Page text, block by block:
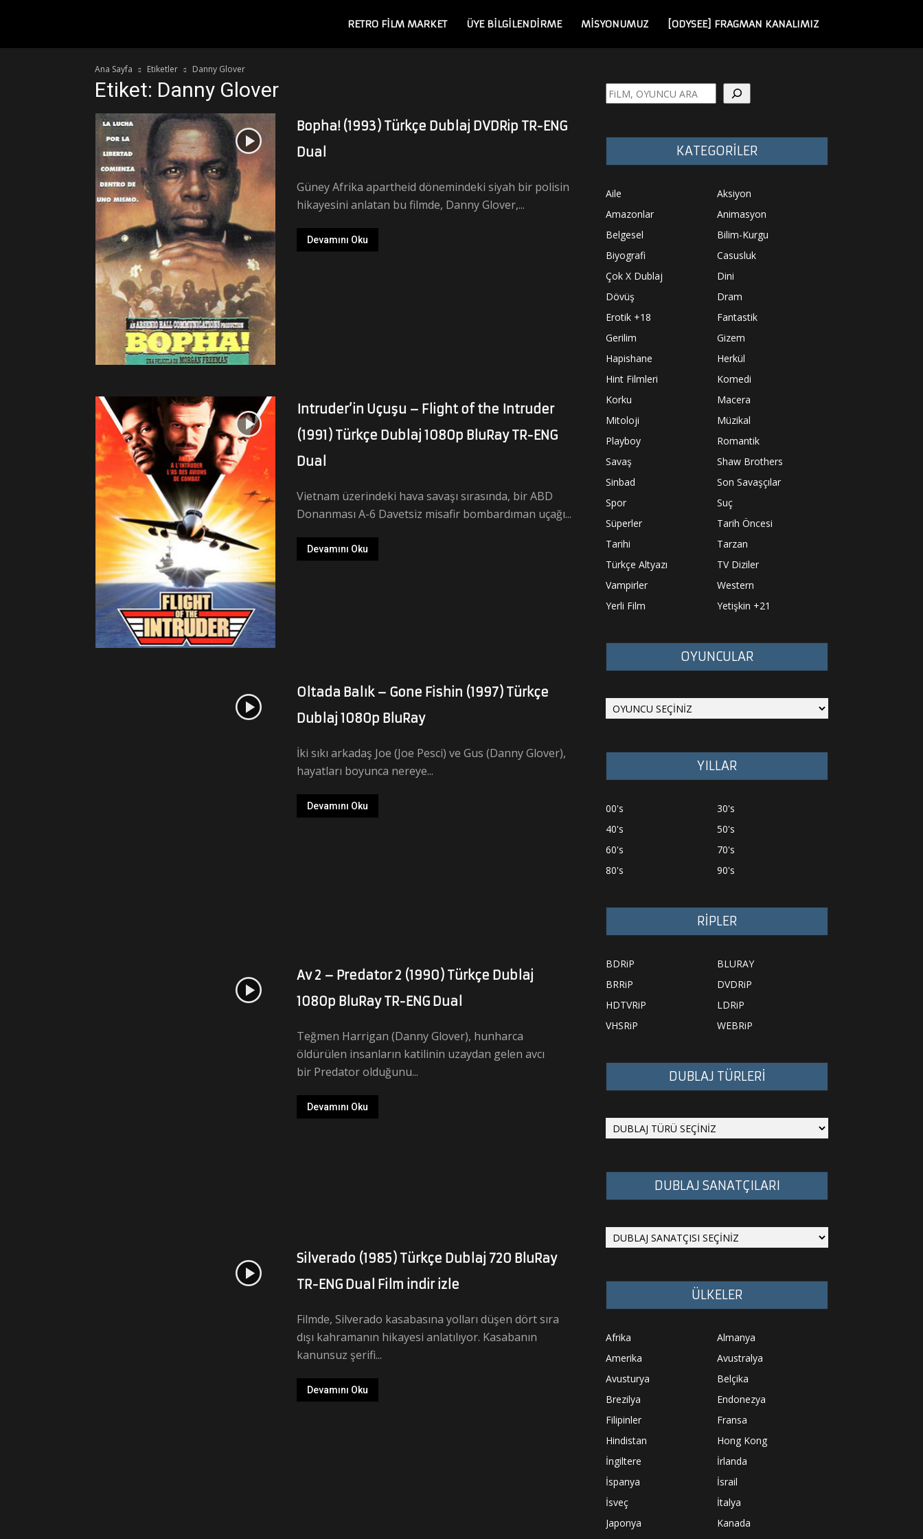
RETRO
FiLM
KULÜBÜ
RETRO FILM MARKET ÜYE BİLGİLENDİRME MISYONUMUZ [ODYSEE] FRAGMAN KANALIMIZ
Ana Sayfa Etiketler Danny Glover
Etiket: Danny Glover
Bopha! (1993) Türkçe Dublaj DVDRip TR-ENG
Dual
Güney Afrika apartheid dönemindeki siyah bir polisin
hikayesini anlatan bu filmde, Danny Glover,...
Devamını Oku
Intruder’in Uçuşu – Flight of the Intruder
(1991) Türkçe Dublaj 1080p BluRay TR-ENG
Dual
Vietnam üzerindeki hava savaşı sırasında, bir ABD
Donanması A-6 Davetsiz misafir bombardıman uçağı...
Devamını Oku
Oltada Balık – Gone Fishin (1997) Türkçe
Dublaj 1080p BluRay
İki sıkı arkadaş Joe (Joe Pesci) ve Gus (Danny Glover),
hayatları boyunca nereye...
Devamını Oku
Av 2 – Predator 2 (1990) Türkçe Dublaj
1080p BluRay TR-ENG Dual
Teğmen Harrigan (Danny Glover), hunharca
öldürülen insanların katilinin uzaydan gelen avcı
bir Predator olduğunu...
Devamını Oku
Silverado (1985) Türkçe Dublaj 720 BluRay
TR-ENG Dual Film indir izle
Filmde, Silverado kasabasına yolları düşen dört sıra
dışı kahramanın hikayesi anlatılıyor. Kasabanın
kanunsuz şerifi...
Devamını Oku
Ara
KATEGORİLER
Aile
Aksiyon
Amazonlar
Animasyon
Belgesel
Bilim-Kurgu
Biyografi
Casusluk
Çok X Dublaj
Dini
Dövüş
Dram
Erotik +18
Fantastik
Gerilim
Gizem
Hapishane
Herkül
Hint Filmleri
Komedi
Korku
Macera
Mitoloji
Müzikal
Playboy
Romantik
Savaş
Shaw Brothers
Sinbad
Son Savaşçılar
Spor
Suç
Süperler
Tarih Öncesi
Tarihi
Tarzan
Türkçe Altyazı
TV Diziler
Vampirler
Western
Yerli Film
Yetişkin +21
OYUNCULAR
YILLAR
00's
30's
40's
50's
60's
70's
80's
90's
RİPLER
BDRiP
BLURAY
BRRiP
DVDRiP
HDTVRiP
LDRiP
VHSRiP
WEBRiP
DUBLAJ TÜRLERİ
DUBLAJ SANATÇILARI
ÜLKELER
Afrika
Almanya
Amerika
Avustralya
Avusturya
Belçika
Brezilya
Endonezya
Filipinler
Fransa
Hindistan
Hong Kong
İngiltere
İrlanda
İspanya
İsrail
İsveç
İtalya
Japonya
Kanada